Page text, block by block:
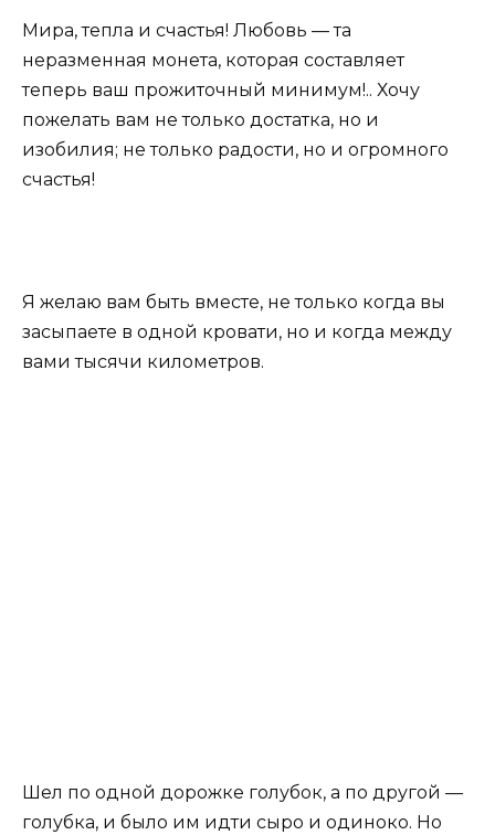
Мира, тепла и счастья! Любовь — та
неразменная монета, которая составляет
теперь ваш прожиточный минимум!.. Хочу
пожелать вам не только достатка, но и
изобилия; не только радости, но и огромного
счастья!
Я желаю вам быть вместе, не только когда вы
засыпаете в одной кровати, но и когда между
вами тысячи километров.
Шел по одной дорожке голубок, а по другой —
голубка, и было им идти сыро и одиноко. Но